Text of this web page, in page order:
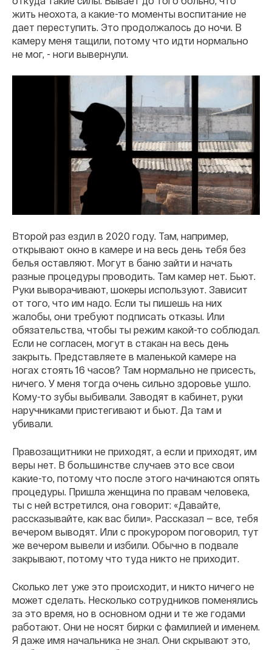
жить неохота, а какие-то моменты воспитание не
дает переступить. Это продолжалось до ночи. В
камеру меня тащили, потому что идти нормально
не мог, - ноги вывернули.
Второй раз ездил в 2020 году. Там, например,
открывают окно в камере и на весь день тебя без
белья оставляют. Могут в баню зайти и начать
разные процедуры проводить. Там камер нет. Бьют.
Руки выворачивают, шокеры используют. Зависит
от того, что им надо. Если ты пишешь на них
жалобы, они требуют подписать отказы. Или
обязательства, чтобы ты режим какой-то соблюдал.
Если не согласен, могут в стакан на весь день
закрыть. Представляете в маленькой камере на
ногах стоять 16 часов? Там нормально не присесть,
ничего. У меня тогда очень сильно здоровье ушло.
Кому-то зубы выбивали. Заводят в кабинет, руки
наручниками пристегивают и бьют. Да там и
убивали.
Правозащитники не приходят, а если и приходят, им
веры нет. В большинстве случаев это все свои
какие-то, потому что после этого начинаются опять
процедуры. Пришла женщина по правам человека,
ты с ней встретился, она говорит: «Давайте,
рассказывайте, как вас били». Рассказал — все, тебя
вечером выводят. Или с прокурором поговорил, тут
же вечером вывели и избили. Обычно в подвале
закрывают, потому что туда никто не приходит.
Сколько лет уже это происходит, и никто ничего не
может сделать. Несколько сотрудников поменялись
за это время, но в основном одни и те же годами
работают. Они не носят бирки с фамилией и именем.
Я даже имя начальника не знал. Они скрывают это,